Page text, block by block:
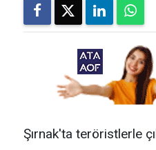
Şırnak'ta teröristlerle